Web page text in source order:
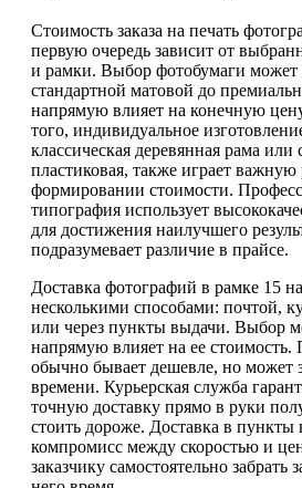
Стоимость заказа на печать
первую очередь зависит от
и рамки. Выбор фотобумаги может
стандартной матовой до
напрямую влияет на конечную
того, индивидуальное
классическая деревянная рама или
пластиковая, также играет важную
формировании стоимости.
типография использует
для достижения наилучшего
подразумевает различие в прайсе.
Доставка фотографий в рамке 15
несколькими способами: почтой,
или через пункты выдачи. Выбор
напрямую влияет на ее стоимость.
обычно бывает дешевле, но может
времени. Курьерская служба
точную доставку прямо в руки
стоить дороже. Доставка в
компромисс между скоростью и
заказчику самостоятельно забрать